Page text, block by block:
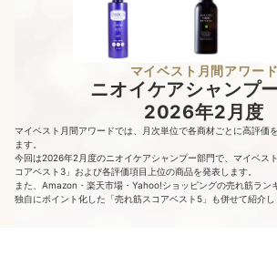
マイベスト月間アワード
ニオイケアシャンプ
2026年2月度
マイベスト月間アワードでは、月次単位で各商材ごとに高評価
ます。
今回は2026年2月度のニオイケアシャンプー部門で、マイベス
コアベスト3」および各評価項目上位の商品を発表します。
また、Amazon・楽天市場・Yahoo!ショッピングの売れ筋ラン
独自にポイント化した「売れ筋スコアベスト5」も併せて紹介し